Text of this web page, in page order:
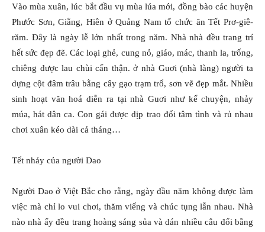
Vào mùa xuân, lúc bắt đầu vụ mùa lúa mới, đồng bào các huyện
Phước Sơn, Giằng, Hiên ở Quảng Nam tổ chức ăn Tết Prơ-giê-
răm. Đây là ngày lễ lớn nhất trong năm. Nhà nhà đều trang trí
hết sức đẹp đẽ. Các loại ghẻ, cung nỏ, giáo, mác, thanh la, trống,
chiêng được lau chùi cẩn thận. ở nhà Guơi (nhà làng) người ta
dựng cột đâm trâu bằng cây gạo trạm trổ, sơn vẽ đẹp mắt. Nhiều
sinh hoạt văn hoá diễn ra tại nhà Guơi như kể chuyện, nhảy
múa, hát dân ca. Con gái được dịp trao đổi tâm tình và rủ nhau
chơi xuân kéo dài cả tháng…
Tết nhảy của người Dao
Người Dao ở Việt Bắc cho rằng, ngày đầu năm không được làm
việc mà chỉ lo vui chơi, thăm viếng và chúc tụng lẫn nhau. Nhà
nào nhà ấy đều trang hoàng sáng sủa và dán nhiều câu đối bằng